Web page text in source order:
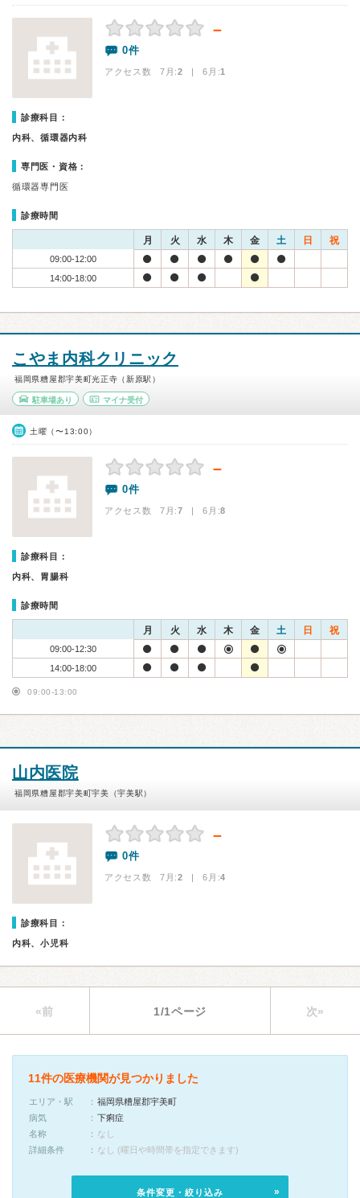
－
0件
アクセス数 7月:2 | 6月:1
診療科目：
内科、循環器内科
専門医・資格：
循環器専門医
診療時間
月 火 水 木 金 土 日 祝
09:00-12:00
14:00-18:00
こやま内科クリニック
福岡県糟屋郡宇美町光正寺（新原駅）
駐車場あり マイナ受付
土曜（〜13:00）
－
0件
アクセス数 7月:7 | 6月:8
診療科目：
内科、胃腸科
診療時間
月 火 水 木 金 土 日 祝
09:00-12:30
14:00-18:00
09:00-13:00
山内医院
福岡県糟屋郡宇美町宇美（宇美駅）
－
0件
アクセス数 7月:2 | 6月:4
診療科目：
内科、小児科
«前 1/1ページ 次»
11件の医療機関が見つかりました
エリア・駅
福岡県糟屋郡宇美町
病気
下痢症
名称
なし
詳細条件
なし (曜日や時間帯を指定できます)
条件変更・絞り込み